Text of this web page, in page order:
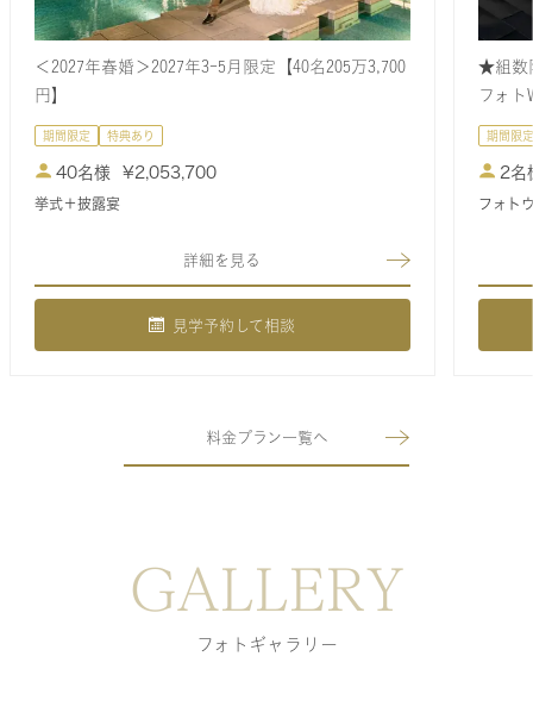
＜2027年春婚＞2027年3-5月限定【40名205万3,700
円】
期間限定 特典あり
40名様 ¥2,053,700
挙式＋披露宴
詳細を見る
見学予約して相談
★組数
フォト
期間限定
2名
フォト
料金プラン一覧へ
GALLERY
フォトギャラリー